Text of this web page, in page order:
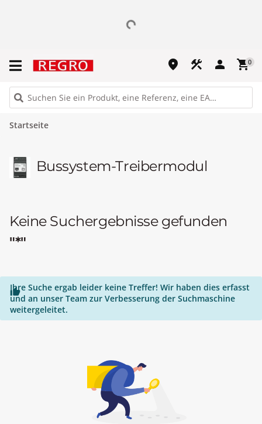
place construction person shopping_cart0
Startseite
Bussystem-Treibermodul
Keine Suchergebnisse gefunden
"*"

Ihre Suche ergab leider keine Treffer! Wir haben dies erfasst
und an unser Team zur Verbesserung der Suchmaschine
weitergeleitet.